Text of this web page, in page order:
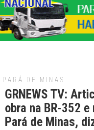
PARÁ DE MINAS
GRNEWS TV:
obra na BR-352
Pará de Minas,